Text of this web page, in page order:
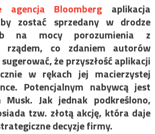
agencja Bloomberg aplikacja
zostać sprzedany w drodze
na mocy porozumienia z
rządem, co zdaniem autorów
że przyszłość aplikacji
w rękach jej macierzystej
Potencjalnym nabywcą jest
Jak jednak podkreślono,
tzw. złotą akcję, która daje
decyzje firmy.